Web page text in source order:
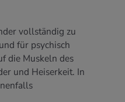
vollständig zu
für psychisch
die Muskeln des
und Heiserkeit. In